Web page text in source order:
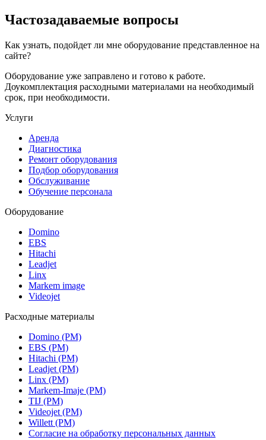
Частозадаваемые вопросы
Как узнать, подойдет ли мне оборудование представленное на
сайте?
Оборудование уже заправлено и готово к работе.
Доукомплектация расходными материалами на необходимый
срок, при необходимости.
Услуги
Аренда
Диагностика
Ремонт оборудования
Подбор оборудования
Обслуживание
Обучение персонала
Оборудование
Domino
EBS
Hitachi
Leadjet
Linx
Markem image
Videojet
Расходные материалы
Domino (РМ)
EBS (РМ)
Hitachi (РМ)
Leadjet (РМ)
Linx (РМ)
Markem-Imaje (РМ)
TIJ (РМ)
Videojet (РМ)
Willett (РМ)
Согласие на обработку персональных данных